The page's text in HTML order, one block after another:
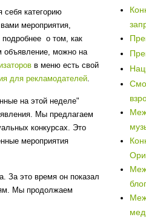
категорию
мероприятия,
подробнее о том, как
объявление, можно на
в меню есть свой
для рекламодателей.
на этой неделе"
Мы предлагаем
конкурсах. Это
мероприятия
За это время он показал
Мы продолжаем